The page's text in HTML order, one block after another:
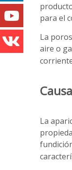
para el
La
aire o
La